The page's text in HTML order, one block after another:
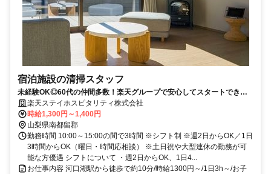
宿泊施設の清掃スタッフ
未経験OK◎60代の仲間多数！楽天グループで安心してスタートできる
無人宿泊施設の清掃スタッフ
楽天ステイホスピタリティ株式会社
時給1,300円～1,400円
山梨県南都留郡
勤務時間 10:00～15:00の間で3時間 ※シフト制 ※週2日からOK／1日
3時間からOK（曜日・時間応相談） ※土日祝や大型連休の勤務が可
能な方優遇 シフトについて ・週2日からOK、1日4...
お仕事内容 河口湖駅から徒歩で約10分/時給1300円～/1日3h～/お子